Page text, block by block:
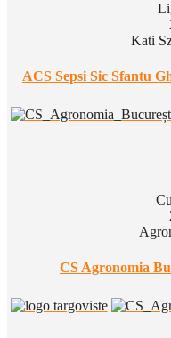
Kati
ACS Sepsi Sic Sfantu
CS Agronomia